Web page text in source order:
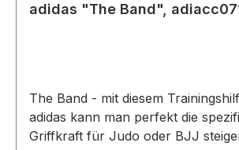
adidas "The Band",
The Band - mit diesem
adidas kann man perfekt die
Griffkraft für Judo oder BJJ